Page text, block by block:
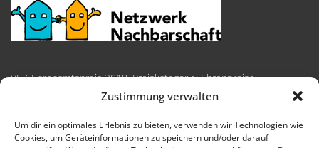
Zustimmung verwalten
Um dir ein optimales Erlebnis zu bieten, verwenden wir Technologien wie
Cookies, um Geräteinformationen zu speichern und/oder darauf
VEZ-Ehrenamtspreis 2018, Preiskategorie: Ehrenpreise